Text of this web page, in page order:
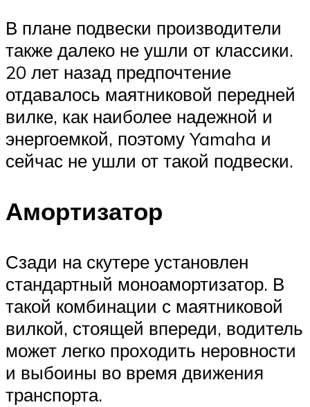
В плане подвески производители
также далеко не ушли от классики.
20 лет назад предпочтение
отдавалось маятниковой передней
вилке, как наиболее надежной и
энергоемкой, поэтому Yamaha и
сейчас не ушли от такой подвески.
Амортизатор
Сзади на скутере установлен
стандартный моноамортизатор. В
такой комбинации с маятниковой
вилкой, стоящей впереди, водитель
может легко проходить неровности
и выбоины во время движения
транспорта.